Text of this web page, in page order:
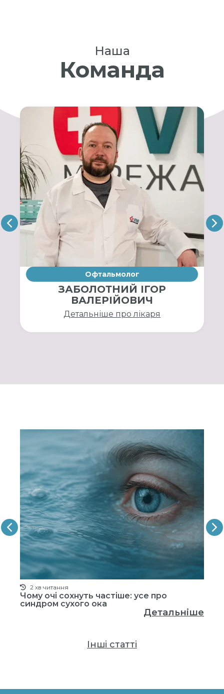
Наша
Команда
Офтальмолог
ЗАБОЛОТНИЙ ІГОР
ВАЛЕРІЙОВИЧ
Детальніше про лікаря
2 хв читання
Чому очі сохнуть частіше: усе про
синдром сухого ока
Детальніше
Інші статті